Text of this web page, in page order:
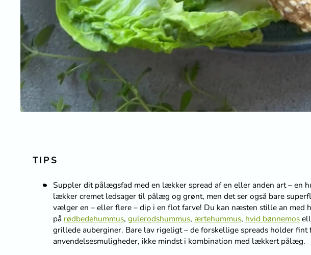
TIPS
Suppler dit pålægsfad med en lækker spread af en eller anden art – en
lækker cremet ledsager til pålæg og grønt, men det ser også bare
vælger en – eller flere – dip i en flot farve! Du kan næsten stille an med
på rødbedehummus, gulerodshummus, ærtehummus, hvid bønnemos
grillede auberginer. Bare lav rigeligt – de forskellige spreads holder
anvendelsesmuligheder, ikke mindst i kombination med lækkert pålæg.